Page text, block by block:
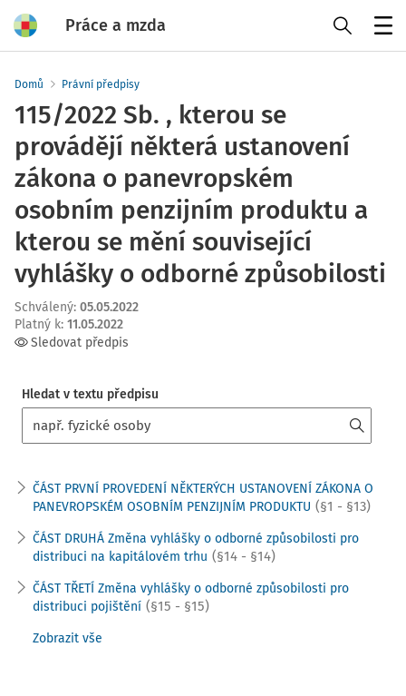
Práce a mzda
Domů Právní předpisy
115/2022 Sb. , kterou se
provádějí některá ustanovení
zákona o panevropském
osobním penzijním produktu a
kterou se mění související
vyhlášky o odborné způsobilosti
Schválený: 05.05.2022
Platný k: 11.05.2022
Sledovat předpis
Hledat v textu předpisu
ČÁST PRVNÍ PROVEDENÍ NĚKTERÝCH USTANOVENÍ ZÁKONA O
PANEVROPSKÉM OSOBNÍM PENZIJNÍM PRODUKTU (§1 - §13)
ČÁST DRUHÁ Změna vyhlášky o odborné způsobilosti pro
distribuci na kapitálovém trhu (§14 - §14)
ČÁST TŘETÍ Změna vyhlášky o odborné způsobilosti pro
distribuci pojištění (§15 - §15)
Zobrazit vše